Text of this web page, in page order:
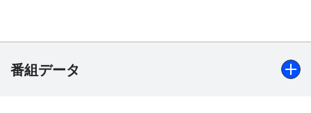
（江角マキコ）。出産するべきか悩む美里は、以前
所属していた劇団“東京キッドブラザース”の主宰
者・東由多加（豊川悦司）を訪ねた。東はかつては
番組データ